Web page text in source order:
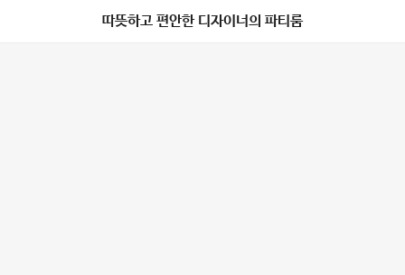
따뜻하고 편안한 디자이너의 파티룸